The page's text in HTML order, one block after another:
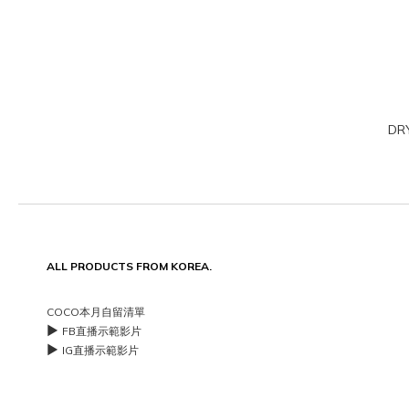
ALL PRODUCTS FROM KOREA.
COCO本月自留清單
▶️ FB直播示範影片
▶️ IG直播示範影片